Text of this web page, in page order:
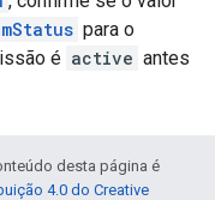
para o
é active antes
desta página é
4.0 do Creative